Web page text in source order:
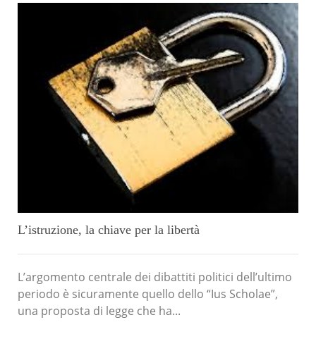
L’istruzione, la chiave per la libertà
L’argomento centrale dei dibattiti politici dell’ultimo
periodo è sicuramente quello dello “Ius Scholae”,
una proposta di legge che ha...